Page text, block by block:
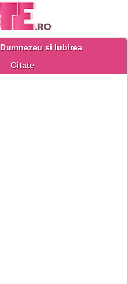
Dumnezeu si Iubirea
Citate